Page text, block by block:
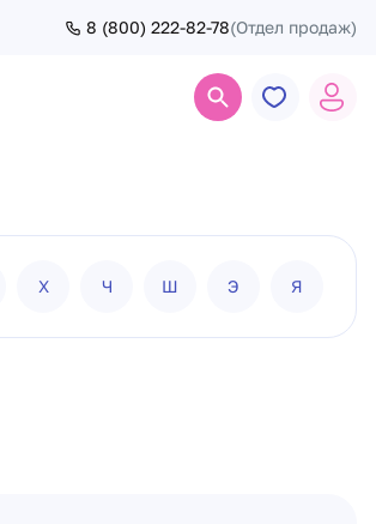
8 (800) 222-82-78(Отдел продаж)
Х Ч Ш Э Я